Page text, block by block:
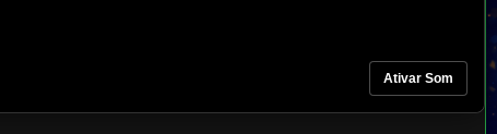
Ativar Som